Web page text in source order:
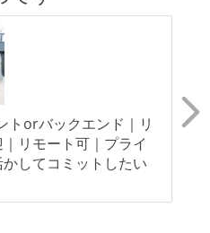
トorバックエンド｜リ
リモート可｜プライ
してコミットしたい